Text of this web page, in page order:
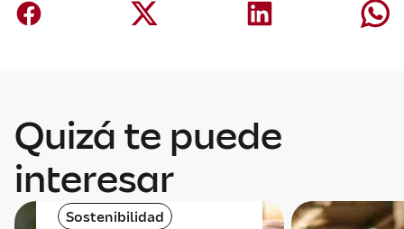
Quizá te puede
interesar
Sostenibilidad